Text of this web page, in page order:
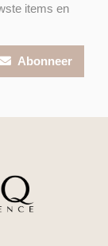
items en
Abonneer